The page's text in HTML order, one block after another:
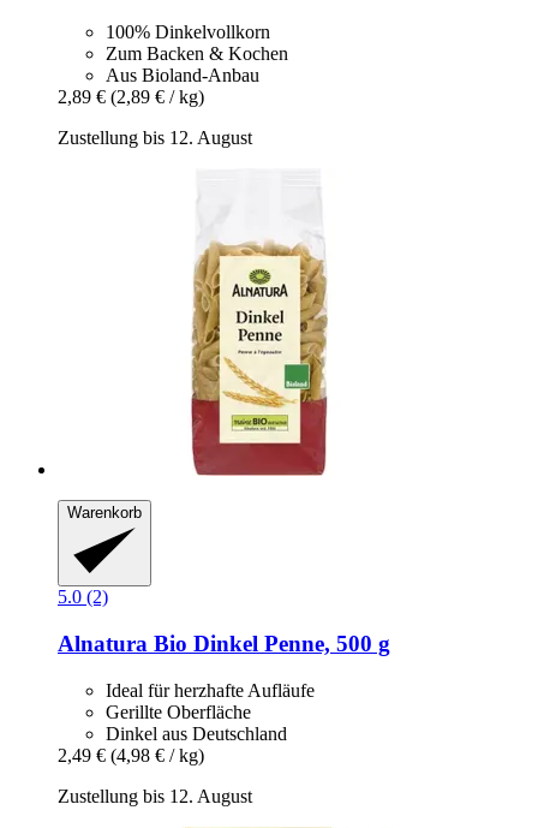
100% Dinkelvollkorn
Zum Backen & Kochen
Aus Bioland-Anbau
2,89 € (2,89 € / kg)
Zustellung bis 12. August
Warenkorb
5.0 (2)
Alnatura Bio Dinkel Penne, 500 g
Ideal für herzhafte Aufläufe
Gerillte Oberfläche
Dinkel aus Deutschland
2,49 € (4,98 € / kg)
Zustellung bis 12. August